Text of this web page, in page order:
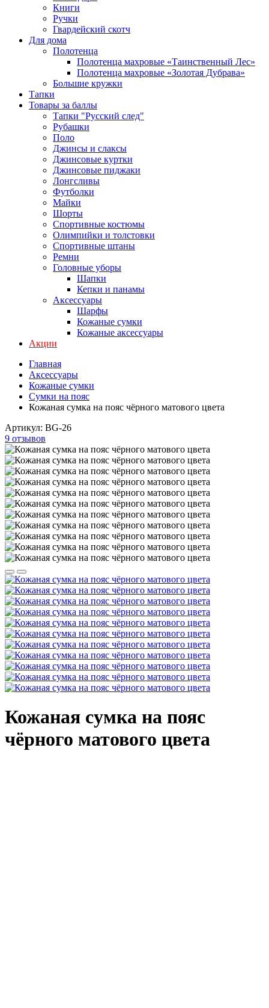
Книги
Ручки
Гвардейский скотч
Для дома
Полотенца
Полотенца махровые «Таинственный Лес»
Полотенца махровые «Золотая Дубрава»
Большие кружки
Тапки
Товары за баллы
Тапки "Русский след"
Рубашки
Поло
Джинсы и слаксы
Джинсовые куртки
Джинсовые пиджаки
Лонгсливы
Футболки
Майки
Шорты
Спортивные костюмы
Олимпийки и толстовки
Спортивные штаны
Ремни
Головные уборы
Шапки
Кепки и панамы
Аксессуары
Шарфы
Кожаные сумки
Кожаные аксессуары
Акции
Главная
Аксессуары
Кожаные сумки
Сумки на пояс
Кожаная сумка на пояс чёрного матового цвета
Артикул: BG-26
9 отзывов
Кожаная сумка на пояс
чёрного матового цвета